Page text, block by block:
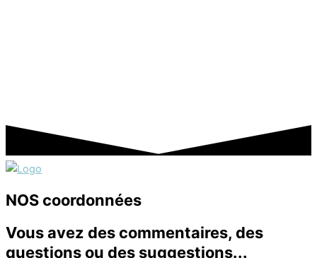
NOS coordonnées
Vous avez des commentaires, des
questions ou des suggestions...